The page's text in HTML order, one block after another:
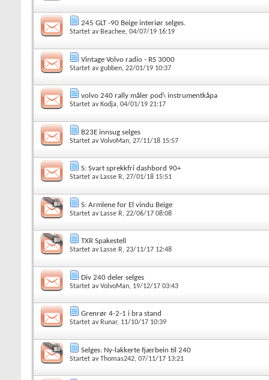
245 GLT -90 Beige interiør selges.
Startet av Beachee, 04/07/19 16:19
Vintage Volvo radio - RS 3000
Startet avgubben, 22/01/19 10:37
volvo 240 rally måler pod\ instrumentkåpa
Startet av Kodja, 04/01/19 21:17
B23E innsug selges
Startet avVolvoMan, 27/11/18 15:57
S: Svart sprekkfri dashbord 90+
Startet av Lasse R, 27/01/18 15:51
S: Armlene for El vindu Beige
Startet av Lasse R, 22/06/17 08:08
TXR Spakestell
Startet av Lasse R, 23/11/17 12:48
Div 240 deler selges
Startet avVolvoMan, 19/12/17 03:43
Grenrør 4-2-1 i bra stand
Startet av Runar, 11/10/17 10:39
Selges: Ny-lakkerte fjærbein til 240
Startet avThomas242, 07/11/17 13:21